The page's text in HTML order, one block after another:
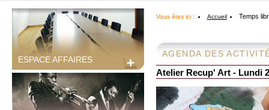
ESPACE AFFAIRES
Vous êtes ici : Accueil Temps
AGENDA DES
Atelier Recup' Art - Lundi